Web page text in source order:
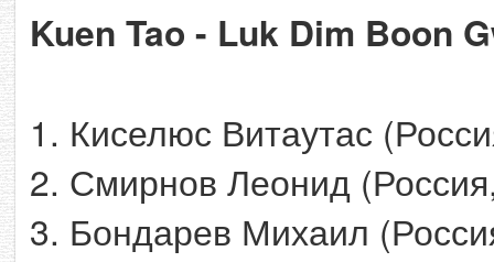
Kuen Tao - Luk Dim Boon
1. Киселюс Витаутас
2. Смирнов Леонид
3. Бондарев Михаил